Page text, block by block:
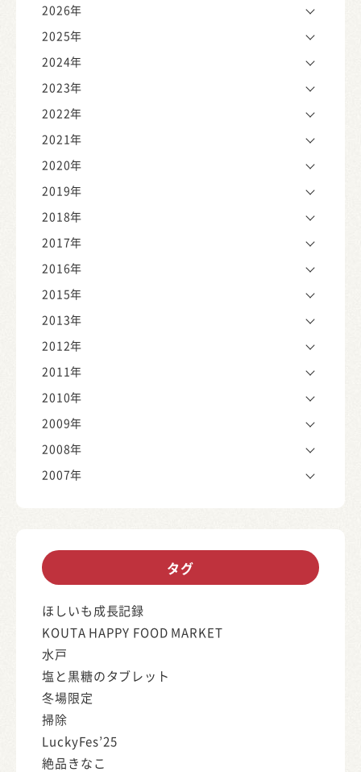
2026年
2025年
2024年
2023年
2022年
2021年
2020年
2019年
2018年
2017年
2016年
2015年
2013年
2012年
2011年
2010年
2009年
2008年
2007年
タグ
ほしいも成長記録
KOUTA HAPPY FOOD MARKET
水戸
塩と黒糖のタブレット
冬場限定
掃除
LuckyFes’25
絶品きなこ